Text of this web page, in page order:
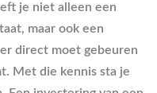
je niet alleen een
maar ook een
direct moet gebeuren
Met die kennis sta je